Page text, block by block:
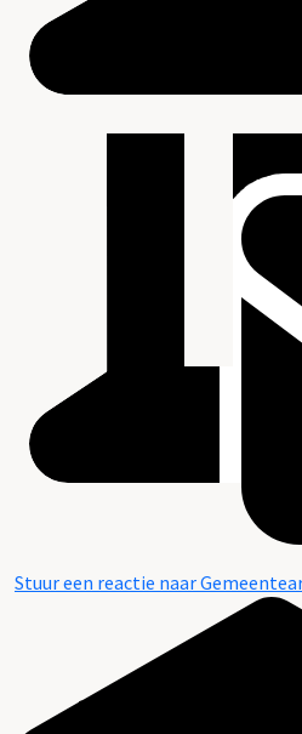
Stuur een reactie naar